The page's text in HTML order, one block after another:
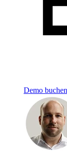
Demo buchen